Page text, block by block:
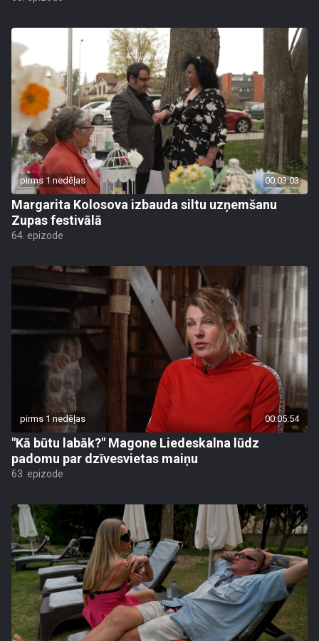
pirms 1 nedēļas 00:03:03
Margarita Kolosova izbauda siltu uzņemšanu
Zupas festivālā
64. epizode
pirms 1 nedēļas 00:05:54
"Kā būtu labāk?" Magone Liedeskalna lūdz
padomu par dzīvesvietas maiņu
63. epizode